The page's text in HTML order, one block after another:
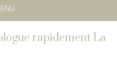
rapidement La